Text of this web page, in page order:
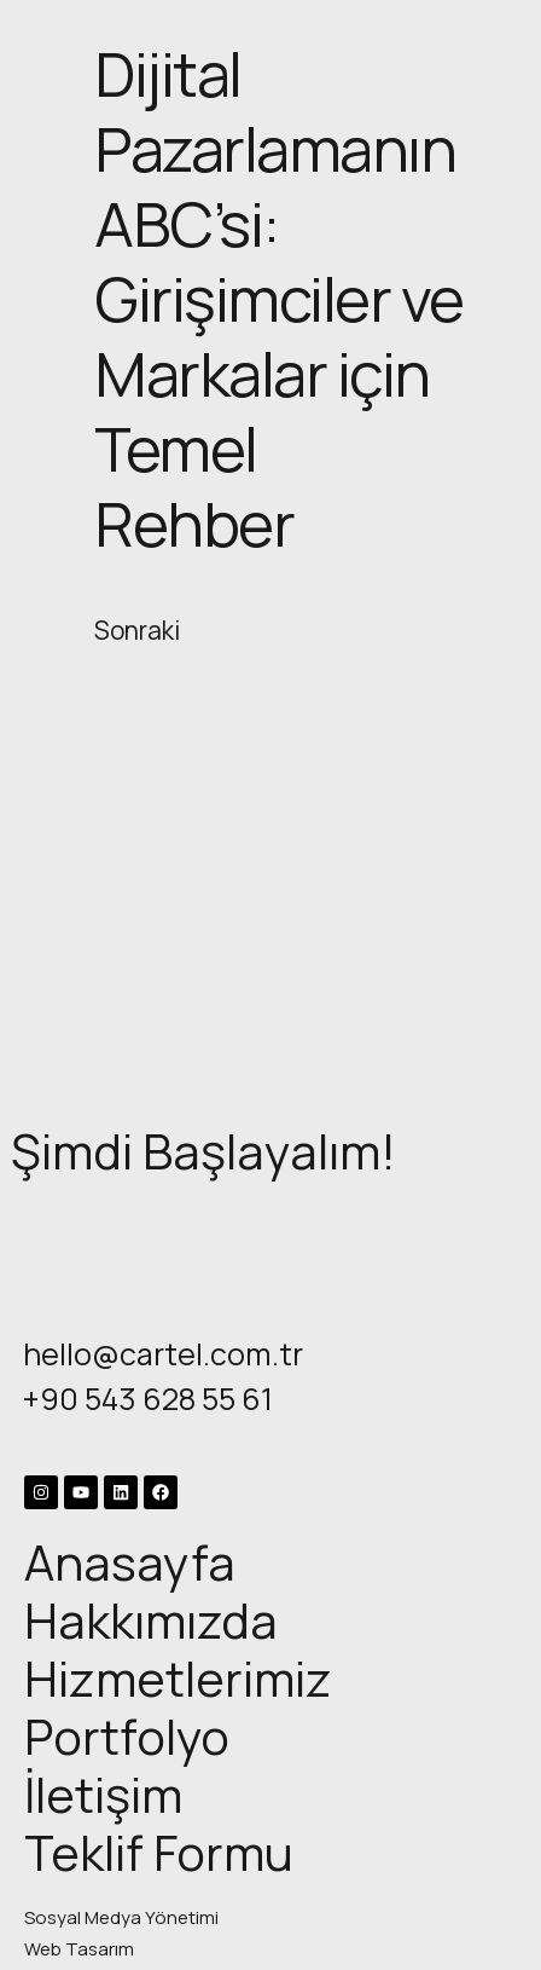
Dijital
Pazarlamanın
ABC’si:
Girişimciler ve
Markalar için
Temel
Rehber
Sonraki
Şimdi Başlayalım!
hello@cartel.com.tr
+90 543 628 55 61
Anasayfa
Hakkımızda
Hizmetlerimiz
Portfolyo
İletişim
Teklif Formu
Sosyal Medya Yönetimi
Web Tasarım